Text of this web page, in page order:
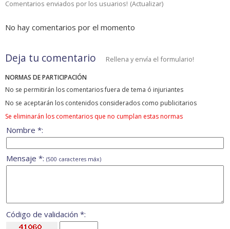
Comentarios enviados por los usuarios! (Actualizar)
No hay comentarios por el momento
Deja tu comentario Rellena y envía el formulario!
NORMAS DE PARTICIPACIÓN
No se permitirán los comentarios fuera de tema ó injuriantes
No se aceptarán los contenidos considerados como publicitarios
Se eliminarán los comentarios que no cumplan estas normas
Nombre *:
Mensaje *: (500 caracteres máx)
Código de validación *: